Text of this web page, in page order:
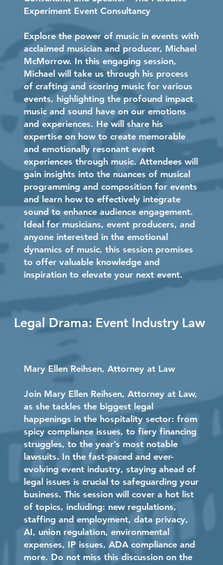
Experiment Event Consultancy
Explore the power of music in events with
acclaimed musician and producer, Michael
McMorrow. In this engaging session,
Michael will take us through his process
of crafting and scoring music for various
events, highlighting the profound impact
music and sound have on our emotions
and experiences. He will share his
expertise on how to create memorable
and emotionally resonant event
experiences through music. Attendees will
gain insights into the nuances of musical
programming and composition for events
and learn how to effectively integrate
sound to enhance audience engagement.
Ideal for musicians, event producers, and
anyone interested in the emotional
dynamics of music, this session promises
to offer valuable knowledge and
inspiration to elevate your next event.
Legal Drama: Event Industry Law
Mary Ellen Reihsen, Attorney at Law
Join Mary Ellen Reihsen, Attorney at Law,
as she tackles the biggest legal
happenings in the hospitality sector: from
spicy compliance issues, to fiery financing
struggles, to the year’s most notable
lawsuits. In the fast-paced and ever-
evolving event industry, staying ahead of
legal issues is crucial to safeguarding your
business. This session will cover a hot list
of topics, including: new regulations,
staffing and employment, data privacy,
AI, union regulation, environmental
expenses, IP issues, ADA compliance and
more. Do not miss this discussion on the